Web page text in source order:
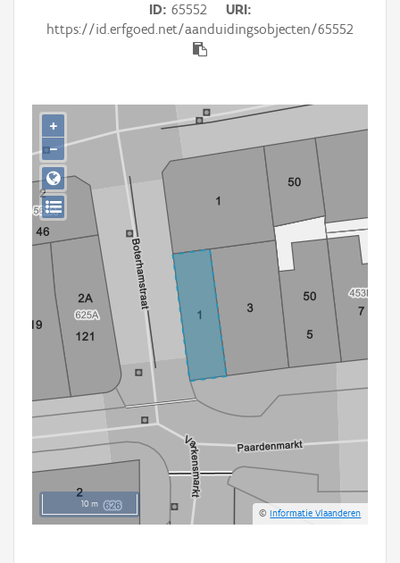
Downloads
Aanmelden
ID 65552
URI
https://id.erfgoed.net/aanduidingsobjecten/65552
10 m
©Informatie Vlaanderen
+
−